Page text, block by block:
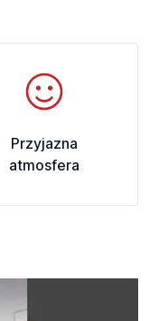
Przyjazna
atmosfera